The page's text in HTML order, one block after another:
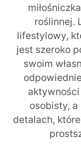
roślinnej.
lifestylowy,
jest szeroko
swoim
osobisty,
detalach,